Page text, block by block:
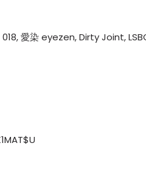
愛染 eyezen, Dirty Joint,